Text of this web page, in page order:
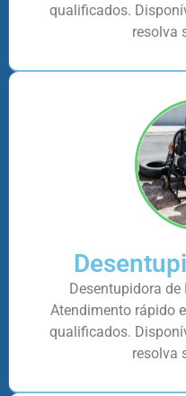
qualificados.
resolva
Desentupidora
Atendimento rápido
qualificados.
resolva